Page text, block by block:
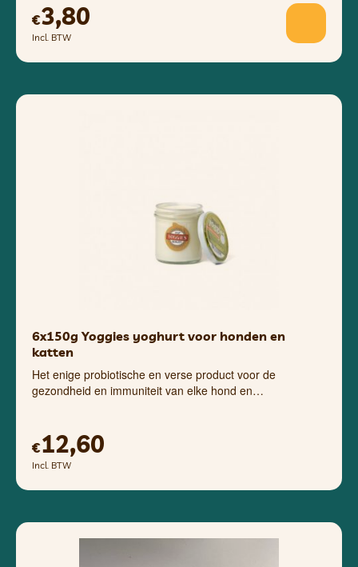
€3,80
Incl. BTW
6x150g Yoggies yoghurt voor honden en
katten
Het enige probiotische en verse product voor de
gezondheid en immuniteit van elke hond en…
€12,60
Incl. BTW